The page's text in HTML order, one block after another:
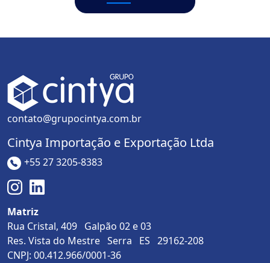
contato@grupocintya.com.br
Cintya Importação e Exportação Ltda
+55 27 3205-8383
Matriz
Rua Cristal, 409 Galpão 02 e 03
Res. Vista do Mestre Serra ES 29162-208
CNPJ: 00.412.966/0001-36